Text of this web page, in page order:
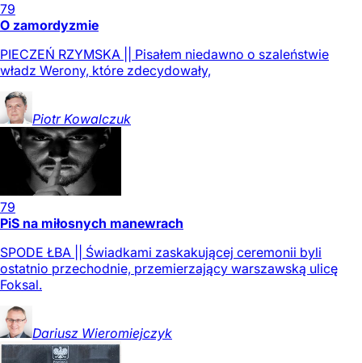
79
O zamordyzmie
PIECZEŃ RZYMSKA || Pisałem niedawno o szaleństwie
władz Werony, które zdecydowały,
Piotr Kowalczuk
79
PiS na miłosnych manewrach
SPODE ŁBA || Świadkami zaskakującej ceremonii byli
ostatnio przechodnie, przemierzający warszawską ulicę
Foksal.
Dariusz Wieromiejczyk